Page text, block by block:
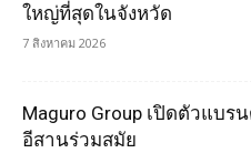
ใหญ่ที่สุดในจังหวัด
7 สิงหาคม 2026
Maguro Group เปิดตัวแบร
อีสานร่วมสมัย